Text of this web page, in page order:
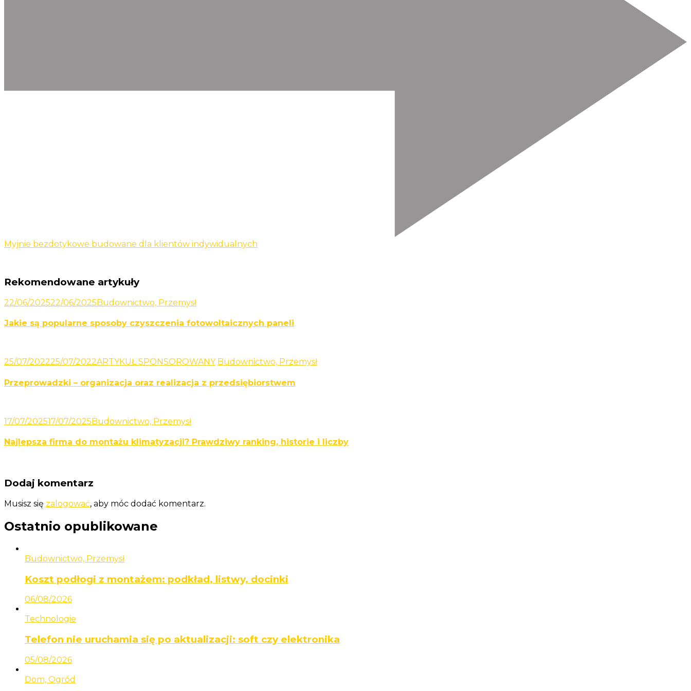
Myjnie bezdotykowe budowane dla klientów indywidualnych
Rekomendowane artykuły
22/06/202522/06/2025Budownictwo, Przemysł
Jakie są popularne sposoby czyszczenia fotowoltaicznych paneli
25/07/202225/07/2022ARTYKUŁ SPONSOROWANY Budownictwo, Przemysł
Przeprowadzki – organizacja oraz realizacja z przedsiębiorstwem
17/07/202517/07/2025Budownictwo, Przemysł
Najlepsza firma do montażu klimatyzacji? Prawdziwy ranking, historie i liczby
Dodaj komentarz
Musisz się zalogować, aby móc dodać komentarz.
Ostatnio opublikowane
Budownictwo, Przemysł
Koszt podłogi z montażem: podkład, listwy, docinki
06/08/2026
Technologie
Telefon nie uruchamia się po aktualizacji: soft czy elektronika
05/08/2026
Dom, Ogród